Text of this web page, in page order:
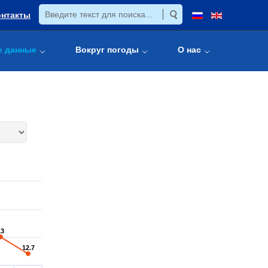
данные Вокруг погоды О нас
12.7
12.7